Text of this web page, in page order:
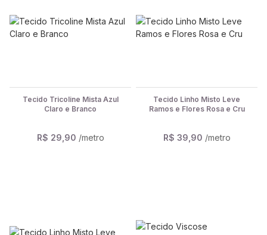
Tecido Tricoline Mista Azul
Claro e Branco
R$ 29,90 /metro
Tecido Linho Misto Leve
Ramos e Flores Rosa e Cru
R$ 39,90 /metro